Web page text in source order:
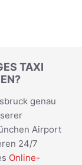
TAXI
genau
Airport
24/7
Online-